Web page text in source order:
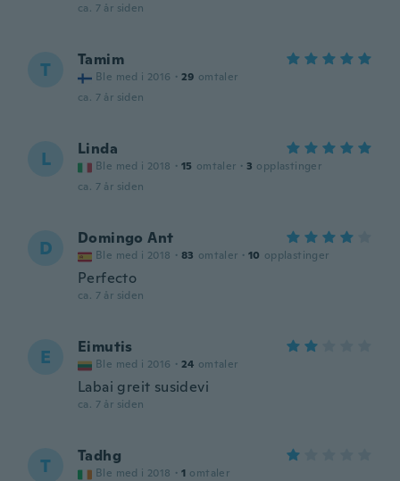
ca. 7 år siden
T Tamim
Ble med i 2016 · 29 omtaler
ca. 7 år siden
L Linda
Ble med i 2018 · 15 omtaler · 3 opplastinger
ca. 7 år siden
D Domingo Ant
Ble med i 2018 · 83 omtaler · 10 opplastinger
Perfecto
ca. 7 år siden
E Eimutis
Ble med i 2016 · 24 omtaler
Labai greit susidevi
ca. 7 år siden
T Tadhg
Ble med i 2018 · 1 omtaler